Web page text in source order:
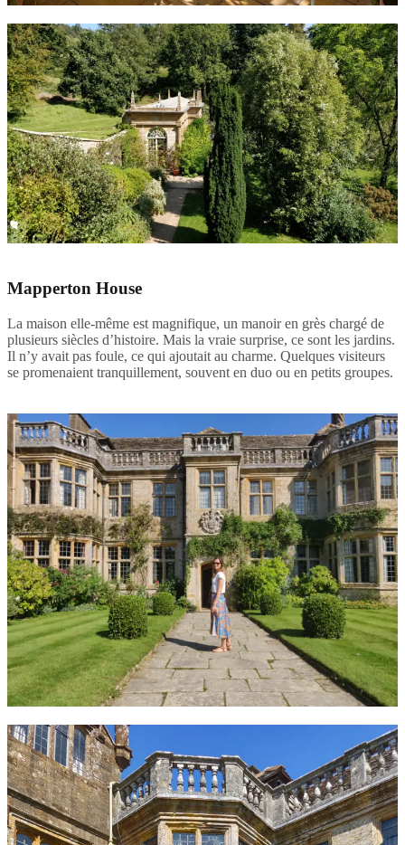
Mapperton House
La maison elle-même est magnifique, un manoir en grès chargé de
plusieurs siècles d’histoire. Mais la vraie surprise, ce sont les jardins.
Il n’y avait pas foule, ce qui ajoutait au charme. Quelques visiteurs
se promenaient tranquillement, souvent en duo ou en petits groupes.